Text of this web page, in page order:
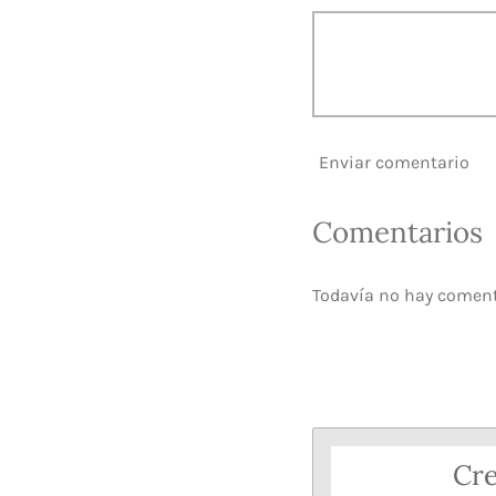
Enviar comentario
Comentarios
Todavía no hay